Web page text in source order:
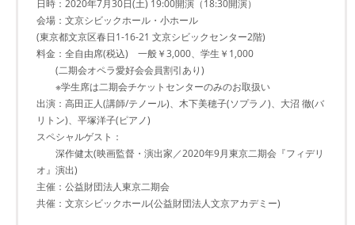
日時：2020年7月30日(土) 19:00開演（18:30開演）
会場：文京シビックホール・小ホール
(東京都文京区春日1-16-21 文京シビックセンター2階)
料金：全自由席(税込) 一般￥3,000、学生￥1,000
(二期会オペラ愛好会会員割引あり)
※学生席は二期会チケットセンターのみのお取扱い
出演：高田正人(講師/テノール)、木下美穂子(ソプラノ)、大沼 徹(バ
リトン)、平塚洋子(ピアノ)
スペシャルゲスト：
深作健太(映画監督・演出家／2020年9月東京二期会『フィデリ
オ』演出)
主催：公益財団法人東京二期会
共催：文京シビックホール(公益財団法人文京アカデミー)